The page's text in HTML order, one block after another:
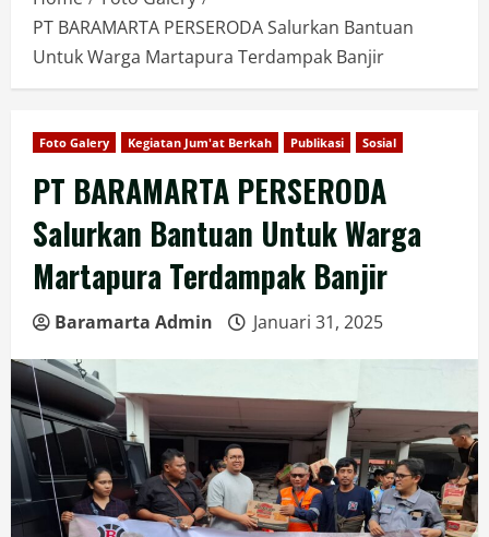
PT BARAMARTA PERSERODA Salurkan Bantuan
Untuk Warga Martapura Terdampak Banjir
Foto Galery Kegiatan Jum'at Berkah Publikasi Sosial
PT BARAMARTA PERSERODA
Salurkan Bantuan Untuk Warga
Martapura Terdampak Banjir
Baramarta Admin Januari 31, 2025